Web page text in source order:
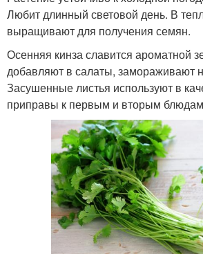
Любит длинный световой день. В
выращивают для получения семян.
Осенняя кинза славится ароматной
добавляют в салаты, замораживают
Засушенные листья используют в
приправы к первым и вторым